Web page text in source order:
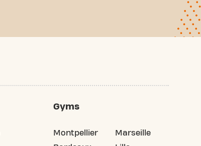
Gyms
Montpellier
Marseille